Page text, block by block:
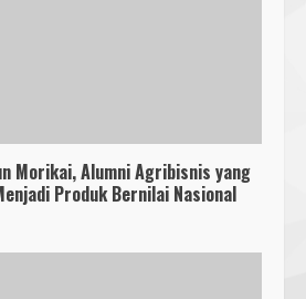
Morikai, Alumni Agribisnis yang
Produk Bernilai Nasional
18 July 2026